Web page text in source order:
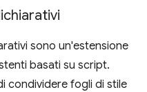
sono un'estensione
basati su script.
condividere fogli di stile